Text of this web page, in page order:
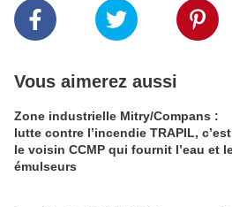
Vous aimerez aussi
Zone industrielle Mitry/Compans :
lutte contre l’incendie TRAPIL, c’est
le voisin CCMP qui fournit l’eau et les
émulseurs